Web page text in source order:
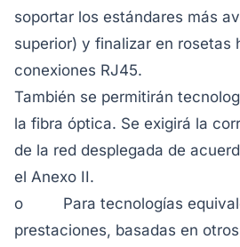
soportar los estándares más
superior) y finalizar en rosetas
conexiones RJ45.
También se permitirán
la fibra óptica. Se exigirá la
de la red desplegada de
el Anexo II.
o Para tecnologías
prestaciones, basadas en